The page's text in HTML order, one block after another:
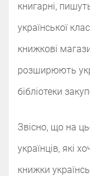
книгарні,
української
книжкові
розширюють
бібліотеки
Звісно, що на
українців, які
книжки